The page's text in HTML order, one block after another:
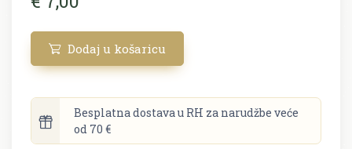
Dodaj u košaricu
Besplatna dostava u RH za narudžbe veće
od 70 €